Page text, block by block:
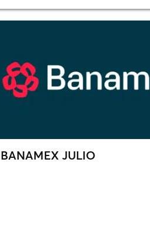
BANAMEX JULIO